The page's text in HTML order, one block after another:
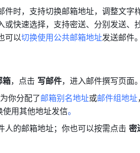
时，支持切换邮箱地址，调整文字
快速选择，支持密送、分别发送、
可以切换使用公共邮箱地址发送邮件。
箱，点击 写邮件，进入邮件撰写页面。
你分配了邮箱别名地址或邮件组地址
使用其他地址发信。
人的邮箱地址；你也可以按需点击 密